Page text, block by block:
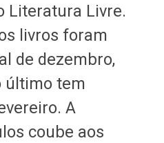
Literatura Livre.
livros foram
de dezembro,
último tem
A
coube aos